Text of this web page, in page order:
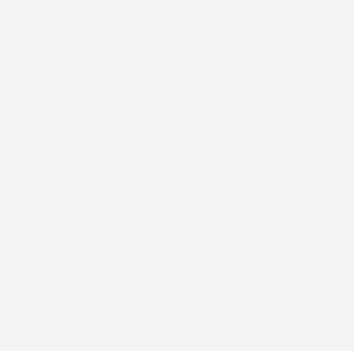
unsere Druckgasflaschen aus
eingezäunten Gelände im Freien auf. Wie
effektiv vor unbefugtem Zugriff
hohen